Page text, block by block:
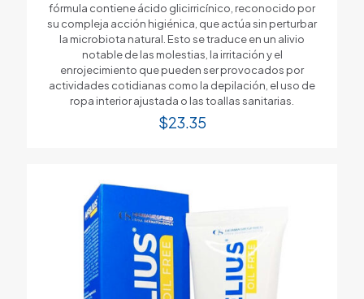
fórmula contiene ácido glicirricínico, reconocido por
su compleja acción higiénica, que actúa sin perturbar
la microbiota natural. Esto se traduce en un alivio
notable de las molestias, la irritación y el
enrojecimiento que pueden ser provocados por
actividades cotidianas como la depilación, el uso de
ropa interior ajustada o las toallas sanitarias.
$23.35